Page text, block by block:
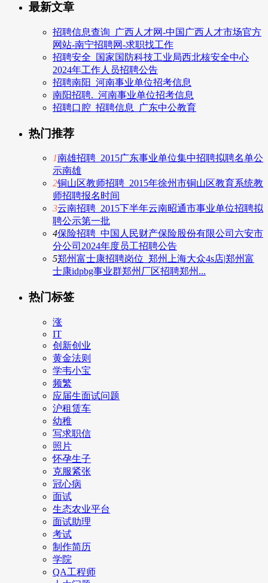
最新文章
招聘信息查询_广西人才网-中国广西人才市场官方
网站-南宁招聘网-求职找工作
招聘安全_国家国防科技工业局西北核安全中心
2024年工作人员招聘公告
招聘南阳_河南事业单位招考信息
南阳招聘._河南事业单位招考信息
招聘口腔_招聘信息_广东中公教育
热门推荐
1南雄招聘_2015广东事业单位集中招聘拟聘名单公
示南雄
2铜山区教师招聘_2015年徐州市铜山区教育系统教
师招聘报名时间
3云南招聘_2015下半年云南昭通市事业单位招聘拟
聘公示第一批
4保险招聘_中国人民财产保险股份有限公司六安市
分公司2024年度员工招聘公告
5郑州富士康招聘岗位_郑州上海大众4s店|郑州富
士康idpbg事业群郑州厂区招聘郑州...
热门标签
涨
IT
创新创业
黄金法则
学韦小宝
频繁
应届生面试问题
沪租赁车
幼稚
写求职信
照片
怀孕生子
克服紧张
冠心病
面试
生态农业平台
面试助理
考试
制作简历
学院
QA工程师